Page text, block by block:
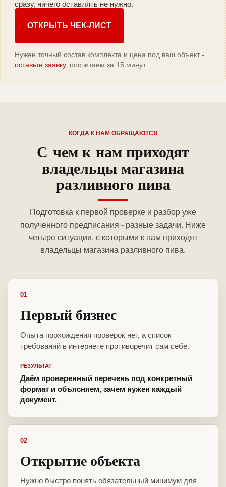
сразу, ничего оставлять не нужно.
ОТКРЫТЬ ЧЕК-ЛИСТ
Нужен точный состав комплекта и цена под ваш объект -
оставьте заявку, посчитаем за 15 минут.
КОГДА К НАМ ОБРАЩАЮТСЯ
С чем к нам приходят
владельцы магазина
разливного пива
Подготовка к первой проверке и разбор уже
полученного предписания - разные задачи. Ниже
четыре ситуации, с которыми к нам приходят
владельцы магазина разливного пива.
01
Первый бизнес
Опыта прохождения проверок нет, а список
требований в интернете противоречит сам себе.
РЕЗУЛЬТАТ
Даём проверенный перечень под конкретный
формат и объясняем, зачем нужен каждый
документ.
02
Открытие объекта
Нужно быстро понять обязательный минимум для